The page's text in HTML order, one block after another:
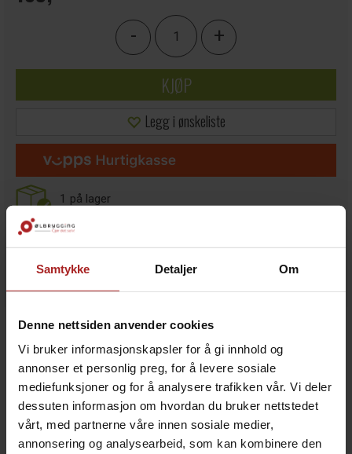
Samtykke Detaljer Om
Denne nettsiden anvender cookies
Vi bruker informasjonskapsler for å gi innhold og
annonser et personlig preg, for å levere sosiale
mediefunksjoner og for å analysere trafikken vår. Vi deler
dessuten informasjon om hvordan du bruker nettstedet
vårt, med partnerne våre innen sosiale medier,
annonsering og analysearbeid, som kan kombinere den
- +
KJØP
Legg i ønskeliste
1 på lager
BESKRIVELSE
The Sauceress Private Reserve er en meget begrenset
opplag saus. Denne sausen kombinerer sødmen til
ananas, pærer, papaya, kanel og honning med styrken
fra Fatalli, scotch bonnet og den glohete 7-pot primo
pepper. Den ultimate søte, sterke sausen!